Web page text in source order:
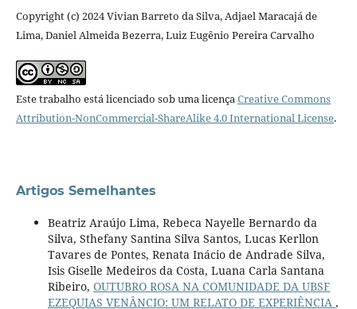
Copyright (c) 2024 Vivian Barreto da Silva, Adjael Maracajá de
Lima, Daniel Almeida Bezerra, Luiz Eugênio Pereira Carvalho
Este trabalho está licenciado sob uma licençaCreative Commons
Attribution-NonCommercial-ShareAlike 4.0 International License.
Artigos Semelhantes
Beatriz Araújo Lima, Rebeca Nayelle Bernardo da
Silva, Sthefany Santina Silva Santos, Lucas Kerllon
Tavares de Pontes, Renata Inácio de Andrade Silva,
Isis Giselle Medeiros da Costa, Luana Carla Santana
Ribeiro, OUTUBRO ROSA NA COMUNIDADE DA UBSF
EZEQUIAS VENÂNCIO: UM RELATO DE EXPERIÊNCIA ,